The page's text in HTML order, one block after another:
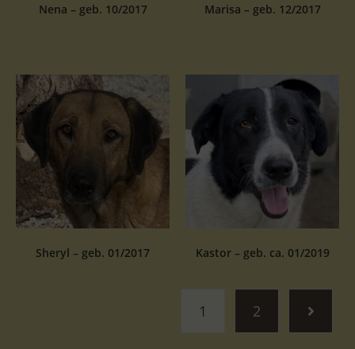
Nena – geb. 10/2017 Marisa – geb. 12/2017
Sheryl – geb. 01/2017 Kastor – geb. ca. 01/2019
1 2